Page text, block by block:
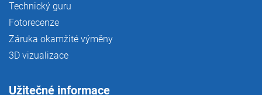
Technický guru
Fotorecenze
Záruka okamžité výměny
3D vizualizace
Užitečné informace